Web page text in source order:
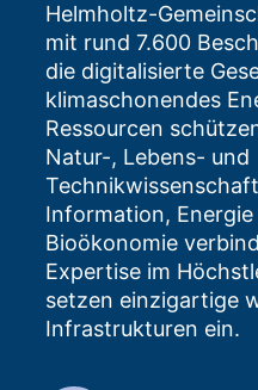
Helmholtz-
mit rund 7.600
die digitalisierte
klimaschonendes
Ressourcen
Natur-, Lebens- und
Information,
Bioökonomie
Expertise im
setzen einzigartige
Infrastrukturen ein.